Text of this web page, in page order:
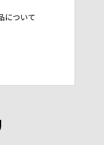
について